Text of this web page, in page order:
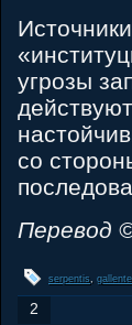
угрозы
со
Перевод
serpentis, gallente
2